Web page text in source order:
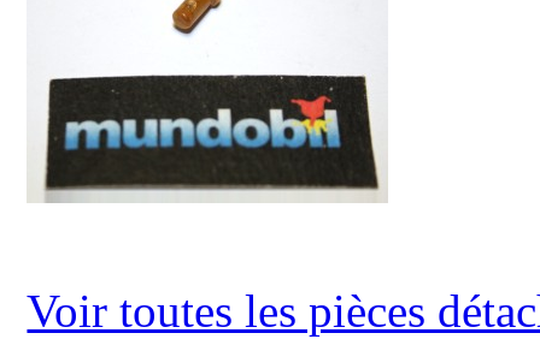
Voir toutes les pièces